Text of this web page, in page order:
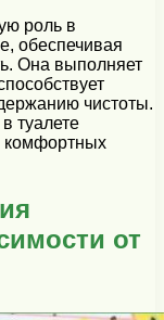
роль в
обеспечивая
Она выполняет
чистоты.
туалете
комфортных
от